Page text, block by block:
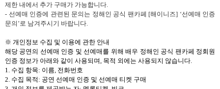
제한 내에서 추가 구매가 가능합니다.
- 선예매 인증에 관련된 문의는 정해인 공식 팬카페 [해이니즈] ‘선예매 인증
문의’로 남겨주시기 바랍니다.
※ 개인정보 수집 및 이용에 관한 안내
해당 공연의 선예매 인증 및 선예매를 위해 배우 정해인 공식 팬카페 정회원
인증 정보가 아래와 같이 사용되며, 목적 외에는 사용되지 않습니다.
1. 수집 항목: 이름, 전화번호
2. 수집 목적 : 공연 선예매 인증 및 선예매 티켓 구매